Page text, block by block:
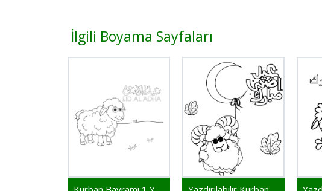
İlgili Boyama Sayfaları